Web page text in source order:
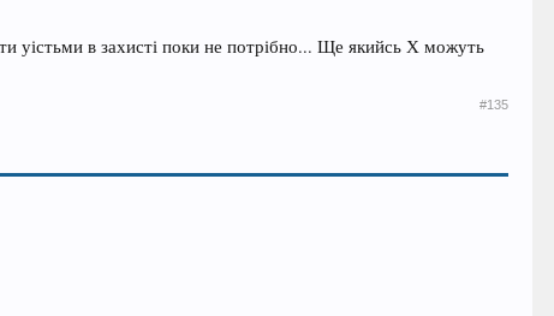
уістьми в захисті поки не потрібно... Ще якийсь Х можуть
#135